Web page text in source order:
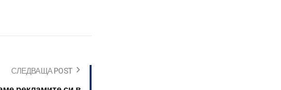
СЛЕДВАЩА POST